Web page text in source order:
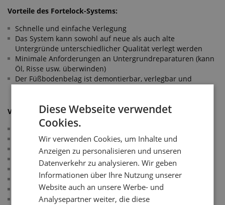
Vorteile des Fortelock-Systems:
Schnelle und einfache Verlegung
Das System kann sowohl auf neue als auch alte
Untergründe unterschiedlicher Qualität verlegt werden
Minimale Anforderungen an Untergrundreparaturen (kann
Öl, Risse usw. überwinden)
Der Füßbodenbelag ist demontierbar, verlegbar und
Vorteile für Ihren Betrieb:
sehr widerstandsfähiger Schließsystem
Staubfreie und rutschfeste Oberfläche
Lange Lebensdauer und Stabilität
Wirkung als Schall-, Wärme- und Vibrationsdämmung
Fußboden, der atmet - Air-Flow-System gegen Feuchtigkeit
Beständigkeit gegen mechanische Beschädigung
Öl- und Chemikalienbeständig
Farben- und Designauswahl möglich
Diese Webseite verwendet
Cookies.
Wir verwenden Cookies, um Inhalte und
Anzeigen zu personalisieren und unseren
Datenverkehr zu analysieren. Wir geben
Informationen über Ihre Nutzung unserer
Website auch an unsere Werbe- und
Analysepartner weiter, die diese